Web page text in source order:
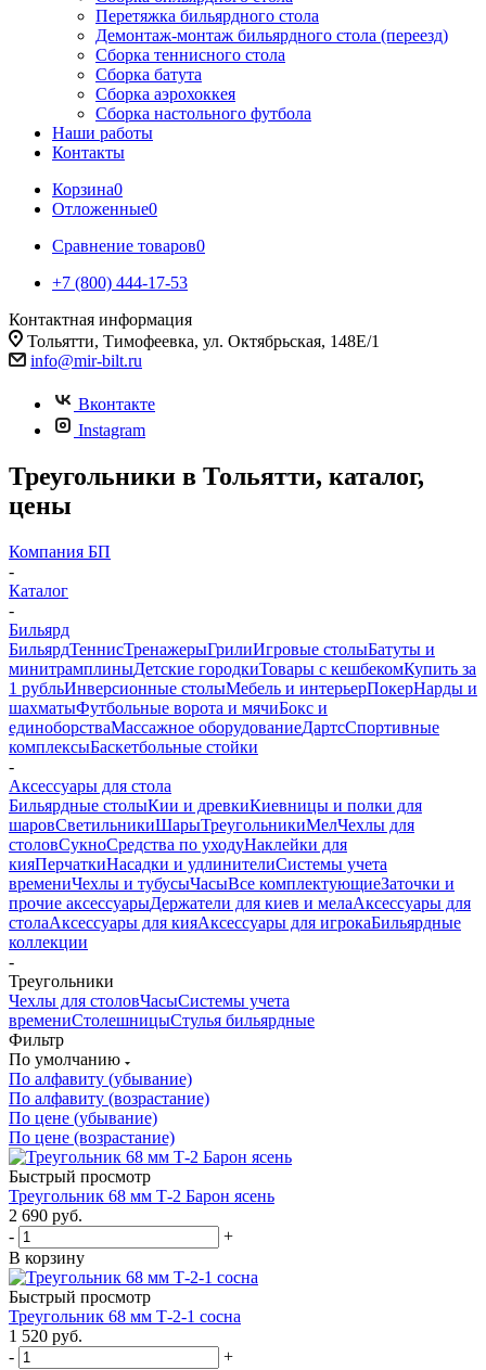
Перетяжка бильярдного стола
Демонтаж-монтаж бильярдного стола (переезд)
Сборка теннисного стола
Сборка батута
Сборка аэрохоккея
Сборка настольного футбола
Наши работы
Контакты
Корзина0
Отложенные0
Сравнение товаров0
+7 (800) 444-17-53
Контактная информация
Тольятти, Тимофеевка, ул. Октябрьская, 148Е/1
info@mir-bilt.ru
Вконтакте
Instagram
Треугольники в Тольятти, каталог,
цены
Компания БП
-
Каталог
-
Бильярд
БильярдТеннисТренажерыГрилиИгровые столыБатуты и
минитрамплиныДетские городкиТовары с кешбекомКупить за
1 рубльИнверсионные столыМебель и интерьерПокерНарды и
шахматыФутбольные ворота и мячиБокс и
единоборстваМассажное оборудованиеДартсСпортивные
комплексыБаскетбольные стойки
-
Аксессуары для стола
Бильярдные столыКии и древкиКиевницы и полки для
шаровСветильникиШарыТреугольникиМелЧехлы для
столовСукноСредства по уходуНаклейки для
кияПерчаткиНасадки и удлинителиСистемы учета
времениЧехлы и тубусыЧасыВсе комплектующиеЗаточки и
прочие аксессуарыДержатели для киев и мелаАксессуары для
столаАксессуары для кияАксессуары для игрокаБильярдные
коллекции
-
Треугольники
Чехлы для столовЧасыСистемы учета
времениСтолешницыСтулья бильярдные
Фильтр
По умолчанию
По алфавиту (убывание)
По алфавиту (возрастание)
По цене (убывание)
По цене (возрастание)
Быстрый просмотр
Треугольник 68 мм Т-2 Барон ясень
2 690 руб.
-
+
В корзину
Быстрый просмотр
Треугольник 68 мм Т-2-1 сосна
1 520 руб.
-
+